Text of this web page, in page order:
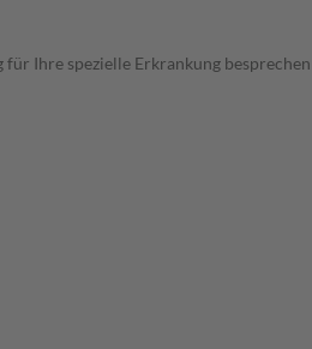
Ihre spezielle Erkrankung